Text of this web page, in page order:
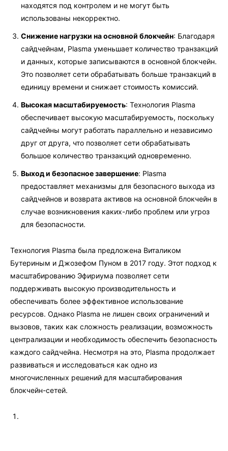
находятся под контролем и не могут быть
использованы некорректно.
Снижение нагрузки на основной блокчейн: Благодаря
сайдчейнам, Plasma уменьшает количество транзакций
и данных, которые записываются в основной блокчейн.
Это позволяет сети обрабатывать больше транзакций в
единицу времени и снижает стоимость комиссий.
Высокая масштабируемость: Технология Plasma
обеспечивает высокую масштабируемость, поскольку
сайдчейны могут работать параллельно и независимо
друг от друга, что позволяет сети обрабатывать
большое количество транзакций одновременно.
Выход и безопасное завершение: Plasma
предоставляет механизмы для безопасного выхода из
сайдчейнов и возврата активов на основной блокчейн в
случае возникновения каких-либо проблем или угроз
для безопасности.
Технология Plasma была предложена Виталиком
Бутериным и Джозефом Пуном в 2017 году. Этот подход к
масштабированию Эфириума позволяет сети
поддерживать высокую производительность и
обеспечивать более эффективное использование
ресурсов. Однако Plasma не лишен своих ограничений и
вызовов, таких как сложность реализации, возможность
централизации и необходимость обеспечить безопасность
каждого сайдчейна. Несмотря на это, Plasma продолжает
развиваться и исследоваться как одно из
многочисленных решений для масштабирования
блокчейн-сетей.